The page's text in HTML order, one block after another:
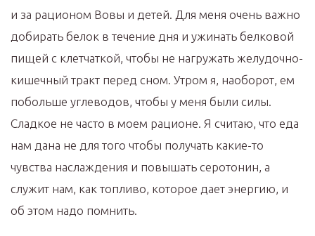
и за рационом Вовы и детей. Для меня очень важно
добирать белок в течение дня и ужинать белковой
пищей с клетчаткой, чтобы не нагружать желудочно-
кишечный тракт перед сном. Утром я, наоборот, ем
побольше углеводов, чтобы у меня были силы.
Сладкое не часто в моем рационе. Я считаю, что еда
нам дана не для того чтобы получать какие-то
чувства наслаждения и повышать серотонин, а
служит нам, как топливо, которое дает энергию, и
об этом надо помнить.